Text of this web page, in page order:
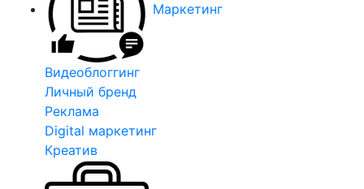
Маркетинг
Видеоблоггинг
Личный бренд
Реклама
Digital маркетинг
Креатив